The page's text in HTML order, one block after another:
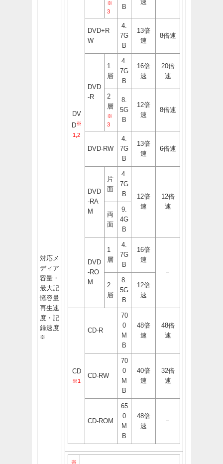
対応メ
ディア
容量・
最大記
憶容量
再生速
度・記
録速度
※
DV
D※
1,2
※
3
B
速
DVD+R
W
4.
7G
B
13倍
速
8倍速
DVD
-R
1
層
4.
7G
B
16倍
速
20倍
速
2
層
※
3
8.
5G
B
12倍
速
8倍速
DVD-RW
4.
7G
B
13倍
速
6倍速
DVD
-RA
M
片
面
4.
7G
B
12倍
速
12倍
速
両
面
9.
4G
B
DVD
-RO
M
1
層
4.
7G
B
16倍
速
−
2
層
8.
5G
B
12倍
速
CD
※1
CD-R
70
0
M
B
48倍
速
48倍
速
CD-RW
70
0
M
B
40倍
速
32倍
速
CD-ROM
65
0
M
B
48倍
速
−
※